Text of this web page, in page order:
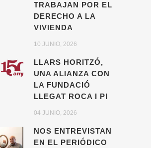
TRABAJAN POR EL
DERECHO A LA
VIVIENDA
10 JUNIO, 2026
LLARS HORITZÓ,
UNA ALIANZA CON
LA FUNDACIÓ
LLEGAT ROCA I PI
04 JUNIO, 2026
NOS ENTREVISTAN
EN EL PERIÓDICO